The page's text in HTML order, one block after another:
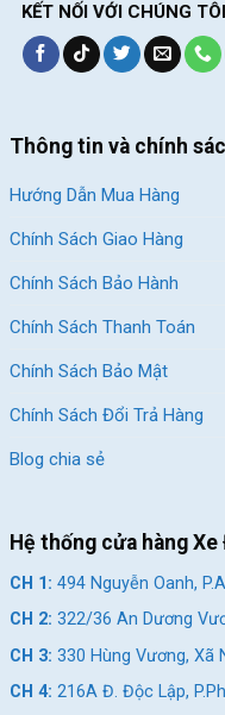
KẾT NỐI VỚI CHÚNG TÔI
Thông tin và chính
Hướng Dẫn Mua Hàng
Chính Sách Giao Hàng
Chính Sách Bảo Hành
Chính Sách Thanh Toán
Chính Sách Bảo Mật
Chính Sách Đổi Trả Hàng
Blog chia sẻ
Hệ thống cửa hàng Xe
CH 1: 494 Nguyễn Oanh,
CH 2: 322/36 An Dương
CH 3: 330 Hùng Vương, Xã
CH 4: 216A Đ. Độc Lập,